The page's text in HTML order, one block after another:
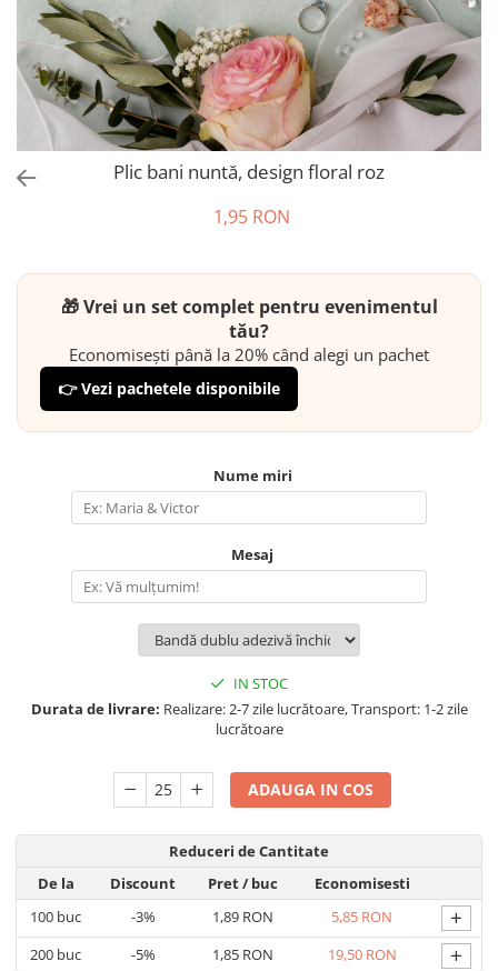
Plic bani nuntă, design floral roz
1,95 RON
🎁 Vrei un set complet pentru evenimentul
tău?
Economisești până la 20% când alegi un pachet
👉 Vezi pachetele disponibile
Nume miri
Mesaj
IN STOC
Durata de livrare: Realizare: 2-7 zile lucrătoare, Transport: 1-2 zile
lucrătoare
ADAUGA IN COS
Reduceri de Cantitate
De la
Discount Pret/ buc
Economisesti
100 buc -3% 1,89 RON 5,85 RON +
200 buc -5% 1,85 RON 19,50 RON +